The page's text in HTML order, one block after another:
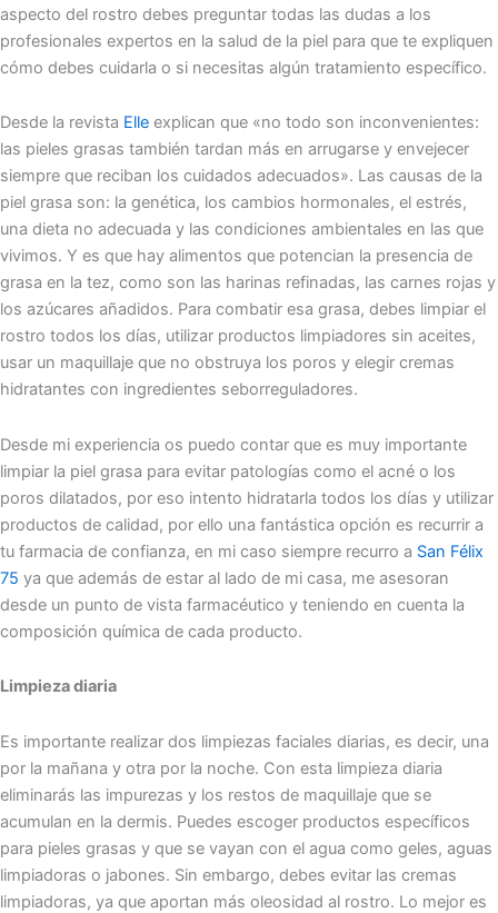
aspecto del rostro debes preguntar todas las dudas a los
profesionales expertos en la salud de la piel para que te expliquen
cómo debes cuidarla o si necesitas algún tratamiento específico.
Desde la revista Elle explican que «no todo son inconvenientes:
las pieles grasas también tardan más en arrugarse y envejecer
siempre que reciban los cuidados adecuados». Las causas de la
piel grasa son: la genética, los cambios hormonales, el estrés,
una dieta no adecuada y las condiciones ambientales en las que
vivimos. Y es que hay alimentos que potencian la presencia de
grasa en la tez, como son las harinas refinadas, las carnes rojas y
los azúcares añadidos. Para combatir esa grasa, debes limpiar el
rostro todos los días, utilizar productos limpiadores sin aceites,
usar un maquillaje que no obstruya los poros y elegir cremas
hidratantes con ingredientes seborreguladores.
Desde mi experiencia os puedo contar que es muy importante
limpiar la piel grasa para evitar patologías como el acné o los
poros dilatados, por eso intento hidratarla todos los días y utilizar
productos de calidad, por ello una fantástica opción es recurrir a
tu farmacia de confianza, en mi caso siempre recurro a San Félix
75 ya que además de estar al lado de mi casa, me asesoran
desde un punto de vista farmacéutico y teniendo en cuenta la
composición química de cada producto.
Limpieza diaria
Es importante realizar dos limpiezas faciales diarias, es decir, una
por la mañana y otra por la noche. Con esta limpieza diaria
eliminarás las impurezas y los restos de maquillaje que se
acumulan en la dermis. Puedes escoger productos específicos
para pieles grasas y que se vayan con el agua como geles, aguas
limpiadoras o jabones. Sin embargo, debes evitar las cremas
limpiadoras, ya que aportan más oleosidad al rostro. Lo mejor es